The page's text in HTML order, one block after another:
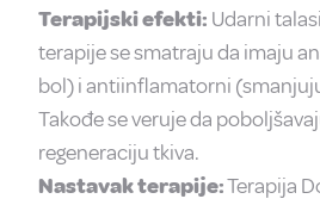
Terapijski efekti: Udarni
terapije se smatraju da imaju
bol) i antiinflamatorni
Takođe se veruje da
regeneraciju tkiva.
Nastavak terapije:Terapija